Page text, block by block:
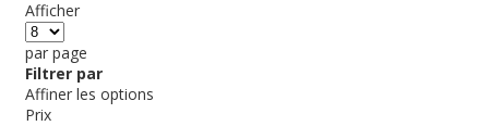
Afficher
par page
Filtrer par
Affiner les options
Prix